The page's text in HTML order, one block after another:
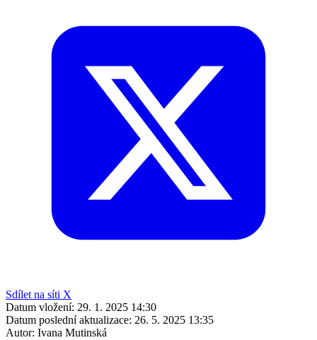
Sdílet na síti X
Datum vložení: 29. 1. 2025 14:30
Datum poslední aktualizace: 26. 5. 2025 13:35
Autor: Ivana Mutinská